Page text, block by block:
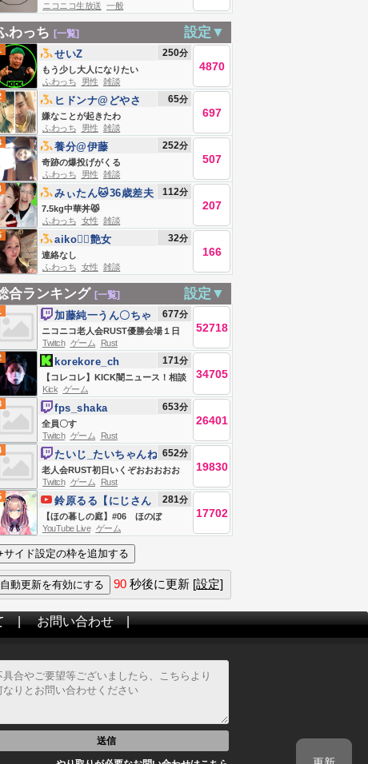
ニコニコ生放送 一般
わっち [一覧] 設定▼
もう少し大人になりたい
せいZ 250分
4870
ふわっち 男性 雑談
嫌なことが起きたわ
ヒドンナ@どやさ 65分
697
ふわっち 男性 雑談
奇跡の爆投げがくる
養分@伊藤 252分
507
ふわっち 男性 雑談
7.5kg中華丼😾
みぃたん🐱36歳差夫
婦の大食い嫁
112分
207
ふわっち 女性 雑談
連絡なし
aiko❤️‍🔥艶女 32分
166
ふわっち 女性 雑談
合ランキング [一覧] 設定▼
ニコニコ老人会RUST優勝会場１日
目
加藤純一うん〇ちゃ
ん
677分
52718
Twitch ゲーム
Rust
【コレコレ】KICK闇ニュース！相談
やSNSトラブル解決【ミラー、録画
禁止】
korekore_ch 171分
34705
Kick ゲーム
全員〇す
fps_shaka 653分
26401
Twitch ゲーム
Rust
老人会RUST初日いくぞおおおおお
おおおおお
たいじ_たいちゃんね
る
652分
19830
Twitch ゲーム
Rust
【ほの暮しの庭】#06 ほのぼ
の・・？スローライフ生活
ッ・・・！！！！！【にじさんじ/鈴
原るる 】
鈴原るる【にじさん
じ所属】
281分
17702
YouTube Live ゲーム
90 秒後に更新 [設定]
|お問い合わせ|
送信